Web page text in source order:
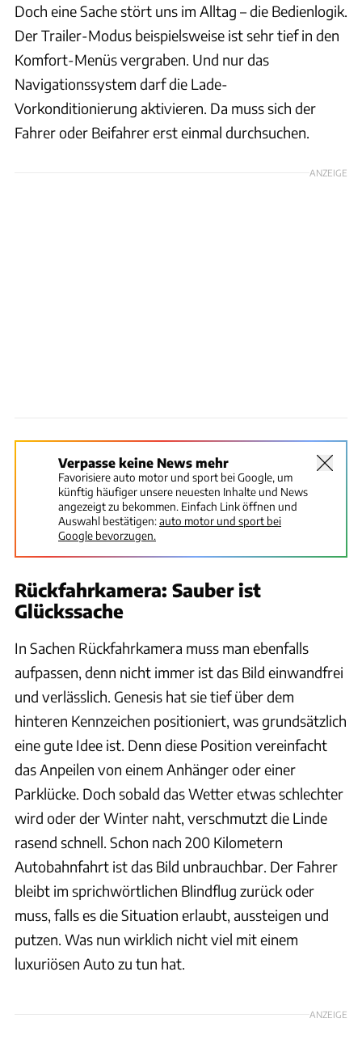
Doch eine Sache stört uns im Alltag – die Bedienlogik.
Der Trailer-Modus beispielsweise ist sehr tief in den
Komfort-Menüs vergraben. Und nur das
Navigationssystem darf die Lade-
Vorkonditionierung aktivieren. Da muss sich der
Fahrer oder Beifahrer erst einmal durchsuchen.
ANZEIGE
Verpasse keine News mehr
Favorisiere auto motor und sport bei Google, um
künftig häufiger unsere neuesten Inhalte und News
angezeigt zu bekommen. Einfach Link öffnen und
Auswahl bestätigen:auto motor und sport bei
Google bevorzugen.
Rückfahrkamera: Sauber ist
Glückssache
In Sachen Rückfahrkamera muss man ebenfalls
aufpassen, denn nicht immer ist das Bild einwandfrei
und verlässlich. Genesis hat sie tief über dem
hinteren Kennzeichen positioniert, was grundsätzlich
eine gute Idee ist. Denn diese Position vereinfacht
das Anpeilen von einem Anhänger oder einer
Parklücke. Doch sobald das Wetter etwas schlechter
wird oder der Winter naht, verschmutzt die Linde
rasend schnell. Schon nach 200 Kilometern
Autobahnfahrt ist das Bild unbrauchbar. Der Fahrer
bleibt im sprichwörtlichen Blindflug zurück oder
muss, falls es die Situation erlaubt, aussteigen und
putzen. Was nun wirklich nicht viel mit einem
luxuriösen Auto zu tun hat.
ANZEIGE